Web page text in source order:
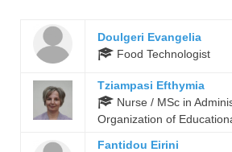
Doulgeri Evangelia
Food Technologist
Tziampasi Efthymia
Nurse / MSc in
Organization of
Fantidou Eirini